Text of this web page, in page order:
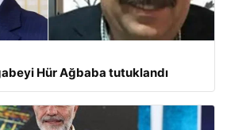
Hür Ağbaba tutuklandı